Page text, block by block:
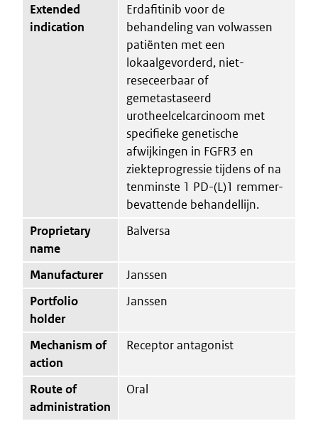
Extended
indication
Erdafitinib voor de
behandeling van volwassen
patiënten met een
lokaalgevorderd, niet-
reseceerbaar of
gemetastaseerd
urotheelcelcarcinoom met
specifieke genetische
afwijkingen in FGFR3 en
ziekteprogressie tijdens of na
tenminste 1 PD-(L)1 remmer-
bevattende behandellijn.
Proprietary
name
Balversa
Manufacturer
Janssen
Portfolio
holder
Janssen
Mechanism of
action
Receptor antagonist
Route of
administration
Oral